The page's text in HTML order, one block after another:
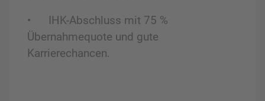
•
IHK-Abschluss mit 75 %
Übernahmequote und gute
Karrierechancen.